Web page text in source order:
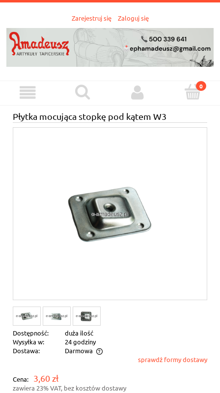
Zarejestruj się Zaloguj się
Płytka mocująca stopkę pod kątem W3
Dostępność:
duża ilość
Wysyłka w:
24 godziny
Dostawa:
Darmowa
Cena nie zawiera ewentualnych kosztów płatnościsprawdź formy dostawy
Cena: 3,60 zł
zawiera 23% VAT, bez kosztów dostawy